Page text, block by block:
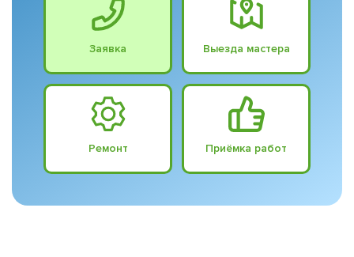
Заявка Выезда мастера
Ремонт Приёмка работ